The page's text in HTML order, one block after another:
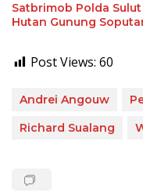
Satbrimob Polda
Hutan Gunung
Post Views: 60
Andrei Angouw
Richard Sualang